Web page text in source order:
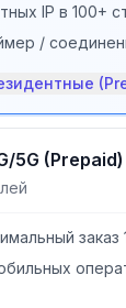
IP в 100+
/
5G (Prepaid)